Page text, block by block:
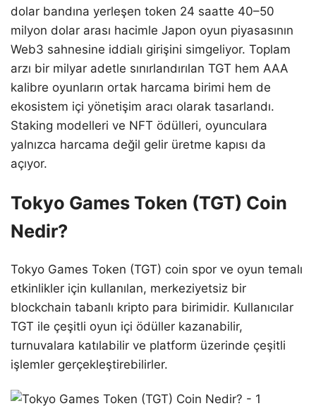
dolar bandına yerleşen token 24 saatte 40–50
milyon dolar arası hacimle Japon oyun piyasasının
Web3 sahnesine iddialı girişini simgeliyor. Toplam
arzı bir milyar adetle sınırlandırılan TGT hem AAA
kalibre oyunların ortak harcama birimi hem de
ekosistem içi yönetişim aracı olarak tasarlandı.
Staking modelleri ve NFT ödülleri, oyunculara
yalnızca harcama değil gelir üretme kapısı da
açıyor.
Tokyo Games Token (TGT) Coin
Nedir?
Tokyo Games Token (TGT) coin spor ve oyun temalı
etkinlikler için kullanılan, merkeziyetsiz bir
blockchain tabanlı kripto para birimidir. Kullanıcılar
TGT ile çeşitli oyun içi ödüller kazanabilir,
turnuvalara katılabilir ve platform üzerinde çeşitli
işlemler gerçekleştirebilirler.